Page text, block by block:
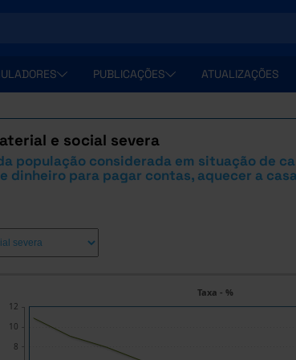
PUBLICAÇÕES ATUALIZAÇÕES
e social severa
população considerada em situação de
dinheiro para pagar contas, aquecer a
Taxa - %
8
10
12